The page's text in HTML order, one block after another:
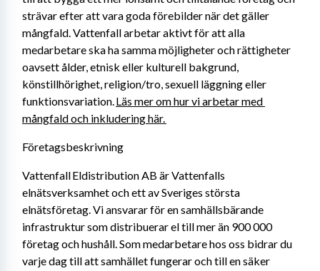
strävar efter att vara goda förebilder när det gäller
mångfald. Vattenfall arbetar aktivt för att alla
medarbetare ska ha samma möjligheter och rättigheter
oavsett ålder, etnisk eller kulturell bakgrund,
könstillhörighet, religion/tro, sexuell läggning eller
funktionsvariation. Läs mer om hur vi arbetar med
mångfald och inkludering här.
Företagsbeskrivning
Vattenfall Eldistribution AB är Vattenfalls
elnätsverksamhet och ett av Sveriges största
elnätsföretag. Vi ansvarar för en samhällsbärande
infrastruktur som distribuerar el till mer än 900 000
företag och hushåll. Som medarbetare hos oss bidrar du
varje dag till att samhället fungerar och till en säker